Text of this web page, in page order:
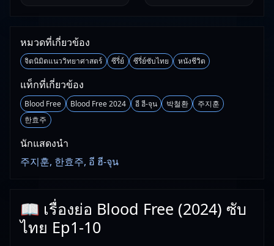
หมวดที่เกี่ยวข้อง
จิตนิมิตแนววิทยาศาสตร์ ซีรี่ย์ ซีรี่ย์ซับไทย หนังชีวิต
แท็กที่เกี่ยวข้อง
Blood Free Blood Free 2024 อี ฮี-จุน 박철환
주지훈
한효주
นักแสดงนำ
주지훈, 한효주, อี ฮี-จุน
📖 เรื่องย่อ Blood Free (2024) ซับ
ไทย Ep1-10